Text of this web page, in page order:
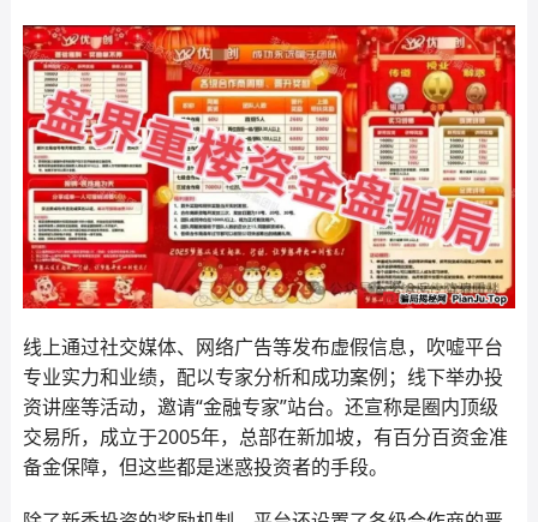
线上通过社交媒体、网络广告等发布虚假信息，吹嘘平台
专业实力和业绩，配以专家分析和成功案例；线下举办投
资讲座等活动，邀请“金融专家”站台。还宣称是圈内顶级
交易所，成立于2005年，总部在新加坡，有百分百资金准
备金保障，但这些都是迷惑投资者的手段。